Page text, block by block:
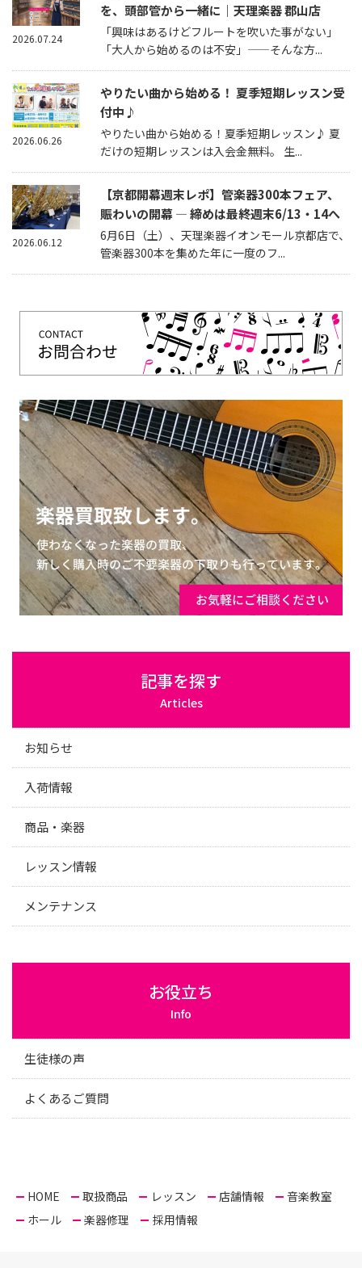
を、頭部管から一緒に｜天理楽器 郡山店
「興味はあるけどフルートを吹いた事がない」
「大人から始めるのは不安」——そんな方...
2026.07.24
やりたい曲から始める！ 夏季短期レッスン受
付中♪
やりたい曲から始める！夏季短期レッスン♪ 夏
だけの短期レッスンは入会金無料。 生...
2026.06.26
【京都開幕週末レポ】管楽器300本フェア、
賑わいの開幕 — 締めは最終週末6/13・14へ
6月6日（土）、天理楽器イオンモール京都店で、
管楽器300本を集めた年に一度のフ...
2026.06.12
記事を探す
Articles
お知らせ
入荷情報
商品・楽器
レッスン情報
メンテナンス
お役立ち
Info
生徒様の声
よくあるご質問
HOME 取扱商品 レッスン 店舗情報
音楽教室
ホール
楽器修理 採用情報